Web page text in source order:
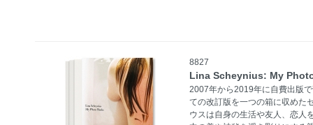
8827
Lina Scheynius: My
2007年から2019年に自費出版
ての改訂版を一つの箱に収めた
ウスは自身の生活や友人、恋人